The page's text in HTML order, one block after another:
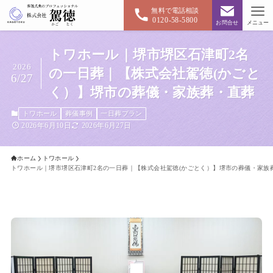
無料で電話相談
0120-58-5800 お問合せ メニュー
トワホール｜堺市堺区石津町2名
の一日葬｜【株式会社駕徳(かごと
く）】堺市の葬儀・家族葬・直葬
2026
6/27
トワホール 葬儀事例 一日葬プラン
2026年6月10日 2026年6月27日
ホーム
トワホール
トワホール｜堺市堺区石津町2名の一日葬｜【株式会社駕徳(かごとく）】堺市の葬儀・家族